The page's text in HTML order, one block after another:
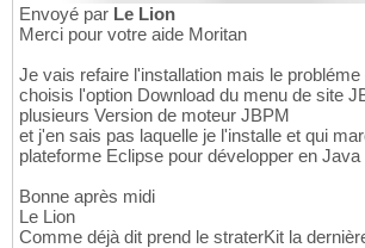
Envoyé par Le Lion
Merci pour votre aide Moritan
Je vais refaire l'installation mais le
choisis l'option Download du menu de site
plusieurs Version de moteur JBPM
et j'en sais pas laquelle je l'installe et qui
plateforme Eclipse pour développer en Java
Bonne après midi
Le Lion
Comme déjà dit prend le straterKit la